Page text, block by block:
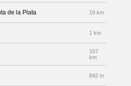
de la Plata 19 km
1 km
157
km
842 m